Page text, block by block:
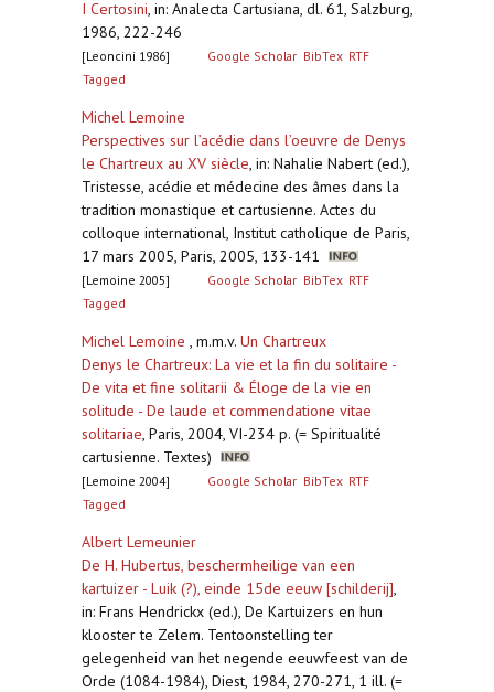
I Certosini, in: Analecta Cartusiana, dl. 61, Salzburg,
1986, 222-246
[Leoncini 1986] Google Scholar BibTex RTF
Tagged
Michel Lemoine
Perspectives sur l’acédie dans l’oeuvre de Denys
le Chartreux au XV siècle, in: Nahalie Nabert (ed.),
Tristesse, acédie et médecine des âmes dans la
tradition monastique et cartusienne. Actes du
colloque international, Institut catholique de Paris,
17 mars 2005, Paris, 2005, 133-141
[Lemoine 2005] Google Scholar BibTex RTF
Tagged
Michel Lemoine , m.m.v. Un Chartreux
Denys le Chartreux: La vie et la fin du solitaire -
De vita et fine solitarii & Éloge de la vie en
solitude - De laude et commendatione vitae
solitariae, Paris, 2004, VI-234 p. (= Spiritualité
cartusienne. Textes)
[Lemoine 2004] Google Scholar BibTex RTF
Tagged
Albert Lemeunier
De H. Hubertus, beschermheilige van een
kartuizer - Luik (?), einde 15de eeuw [schilderij],
in: Frans Hendrickx (ed.), De Kartuizers en hun
klooster te Zelem. Tentoonstelling ter
gelegenheid van het negende eeuwfeest van de
Orde (1084-1984), Diest, 1984, 270-271, 1 ill. (=